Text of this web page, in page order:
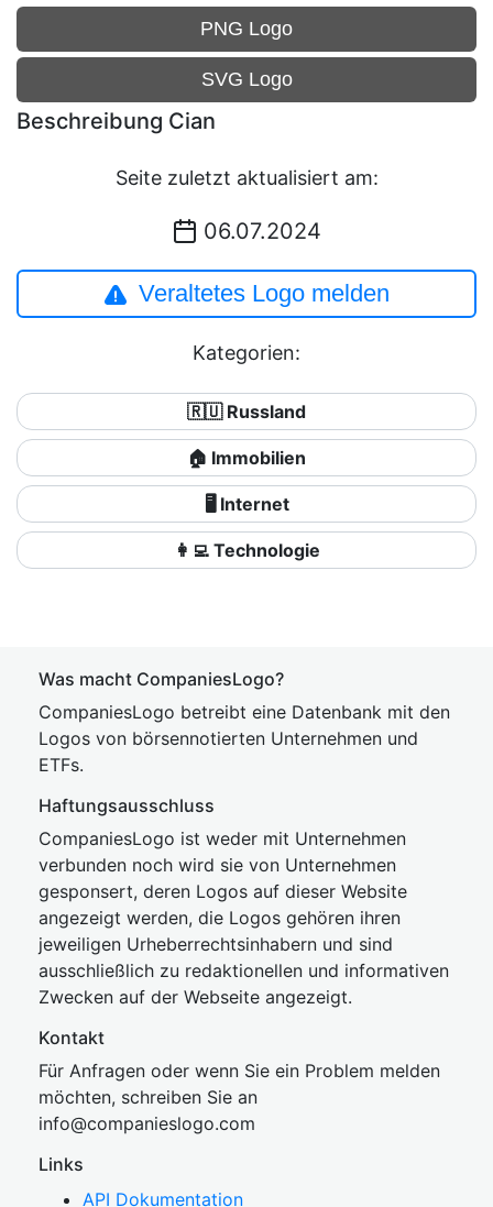
PNG Logo
SVG Logo
Beschreibung Cian
Seite zuletzt aktualisiert am:
06.07.2024
Veraltetes Logo melden
Kategorien:
🇷🇺 Russland
🏠 Immobilien
🖥️ Internet
👩‍💻 Technologie
Was macht CompaniesLogo?
CompaniesLogo betreibt eine Datenbank mit den
Logos von börsennotierten Unternehmen und
ETFs.
Haftungsausschluss
CompaniesLogo ist weder mit Unternehmen
verbunden noch wird sie von Unternehmen
gesponsert, deren Logos auf dieser Website
angezeigt werden, die Logos gehören ihren
jeweiligen Urheberrechtsinhabern und sind
ausschließlich zu redaktionellen und informativen
Zwecken auf der Webseite angezeigt.
Kontakt
Für Anfragen oder wenn Sie ein Problem melden
möchten, schreiben Sie an
info@companieslogo.com
Links
API Dokumentation